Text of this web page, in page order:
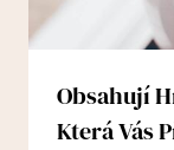
Obsahují
Která Vás